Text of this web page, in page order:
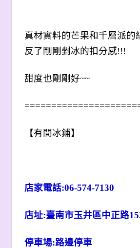
真材實料的芒果和千層派的
反了剛剛剉冰的扣分感!!!
甜度也剛剛好~~
【有間冰鋪】
店家電話:06-574-7130
店址:臺南市玉井區中正路
停車場:路邊停車